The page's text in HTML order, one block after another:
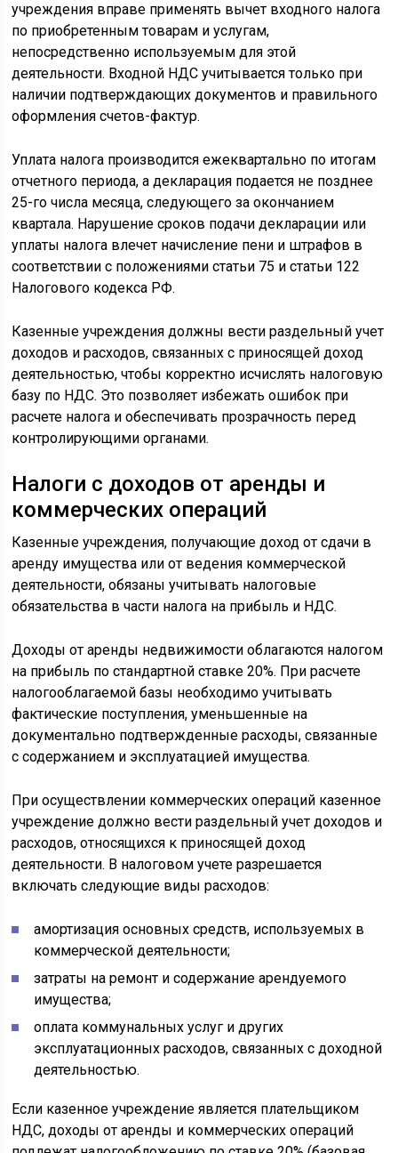
учреждения вправе применять вычет входного налога
по приобретенным товарам и услугам,
непосредственно используемым для этой
деятельности. Входной НДС учитывается только при
наличии подтверждающих документов и правильного
оформления счетов-фактур.
Уплата налога производится ежеквартально по итогам
отчетного периода, а декларация подается не позднее
25-го числа месяца, следующего за окончанием
квартала. Нарушение сроков подачи декларации или
уплаты налога влечет начисление пени и штрафов в
соответствии с положениями статьи 75 и статьи 122
Налогового кодекса РФ.
Казенные учреждения должны вести раздельный учет
доходов и расходов, связанных с приносящей доход
деятельностью, чтобы корректно исчислять налоговую
базу по НДС. Это позволяет избежать ошибок при
расчете налога и обеспечивать прозрачность перед
контролирующими органами.
Налоги с доходов от аренды и
коммерческих операций
Казенные учреждения, получающие доход от сдачи в
аренду имущества или от ведения коммерческой
деятельности, обязаны учитывать налоговые
обязательства в части налога на прибыль и НДС.
Доходы от аренды недвижимости облагаются налогом
на прибыль по стандартной ставке 20%. При расчете
налогооблагаемой базы необходимо учитывать
фактические поступления, уменьшенные на
документально подтвержденные расходы, связанные
с содержанием и эксплуатацией имущества.
При осуществлении коммерческих операций казенное
учреждение должно вести раздельный учет доходов и
расходов, относящихся к приносящей доход
деятельности. В налоговом учете разрешается
включать следующие виды расходов:
амортизация основных средств, используемых в
коммерческой деятельности;
затраты на ремонт и содержание арендуемого
имущества;
оплата коммунальных услуг и других
эксплуатационных расходов, связанных с доходной
деятельностью.
Если казенное учреждение является плательщиком
НДС, доходы от аренды и коммерческих операций